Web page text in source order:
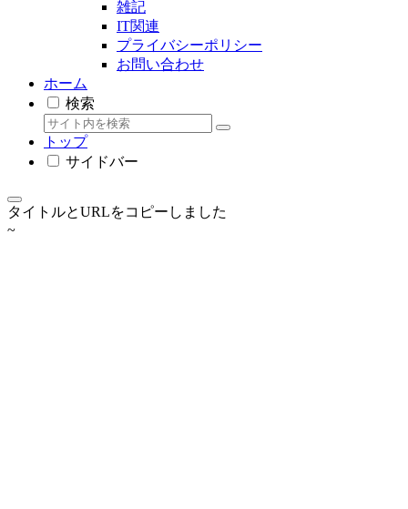
雑記
IT関連
プライバシーポリシー
お問い合わせ
ホーム
検索
トップ
サイドバー
タイトルとURLをコピーしました
~